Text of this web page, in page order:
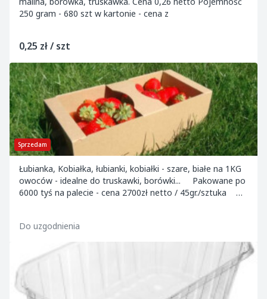
250 gram - 680 szt w kartonie - cena z
0,25 zł / szt
Sprzedam
Łubianka, Kobiałka, łubianki, kobiałki - szare, białe na 1KG
owoców - idealne do truskawki, borówki... Pakowane po
6000 tyś na palecie - cena 2700zł netto / 45gr./sztuka
Do uzgodnienia